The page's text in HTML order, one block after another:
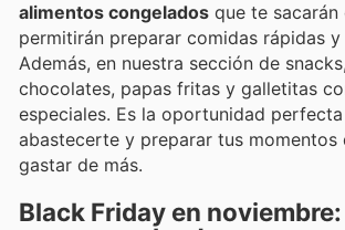
alimentos congelados que te
permitirán preparar comidas rápidas
Además, en nuestra sección de
chocolates, papas fritas y galletitas
especiales. Es la oportunidad
abastecerte y preparar tus momentos
gastar de más.
Black Friday en noviembre: